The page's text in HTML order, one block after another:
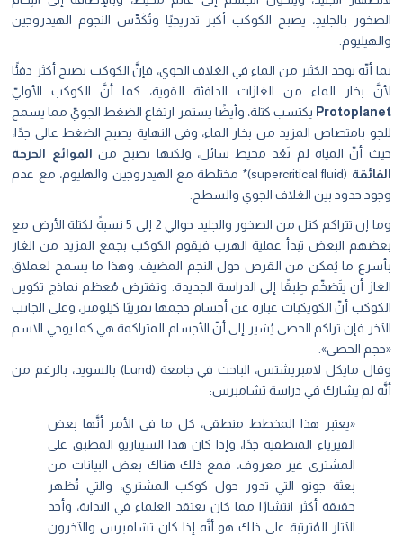
الصخور بالجليدِ، يصبح الكوكب أكبر تدريجيًا وتُكَدِّس النجوم الهيدروجين
والهيليوم.
بما أنّه يوجد الكثير من الماء في الغلاف الجوي، فإنَّ الكوكب يصبح أكثر دفئًا
لأنَّ بخار الماء من الغازات الدافئة القوية، كما أنَّ الكوكب الأوليّ
Protoplanet يكتسب كتلة، وأيضًا يستمر ارتفاع الضغط الجويّ مما يسمح
للجو بامتصاص المزيد من بخار الماء، وفي النهاية يصبح الضغط عالي جدًا،
حيث أنّ المياه لم تَعُد محيط سائل، ولكنها تصبح من الموائع الحرجة
الفائقة
(supercritical fluid)* مختلطة مع الهيدروجين والهليوم، مع عدم
وجود حدود بين الغلاف الجوي والسطح.
وما إن تتراكم كتل من الصخور والجليد حوالي 2 إلى 5 نسبةً لكتلة الأرض مع
بعضهم البعض تبدأ عملية الهرب فيقوم الكوكب بجمع المزيد من الغاز
بأسرع ما يُمكن من القرص حول النجم المضيف، وهذا ما يسمح لعملاق
الغاز أن يتَضخّم طِبقًا إلى الدراسة الجديدة. وتفترض مُعظم نماذج تكوين
الكوكب أنّ الكويكبات عبارة عن أجسام حجمها تقريبًا كيلومتر، وعلى الجانب
الآخر فإن تراكم الحصى يُشير إلى أنّ الأجسام المتراكمة هي كما يوحي الاسم
«حجم الحصى».
وقال مايكل لامبريشتس، الباحث في جامعة (Lund) بالسويد، بالرغم من
أنَّه لم يشارك في دراسة تشامبرس:
«يعتبر هذا المخطط منطقي، كل ما في الأمر أنَّها بعض
الفيزياء المنطقية جدًا، وإذا كان هذا السيناريو المطبق على
المشترى غير معروف، فمع ذلك هناك بعض البيانات من
بِعثة جونو التي تدور حول كوكب المشتري، والتي تُظهر
حقيقة أكثر انتشارًا مما كان يعتقد العلماء في البداية، وأحد
الآثار المُترتبة على ذلك هو أنَّه إذا كان تشامبرس والآخرون